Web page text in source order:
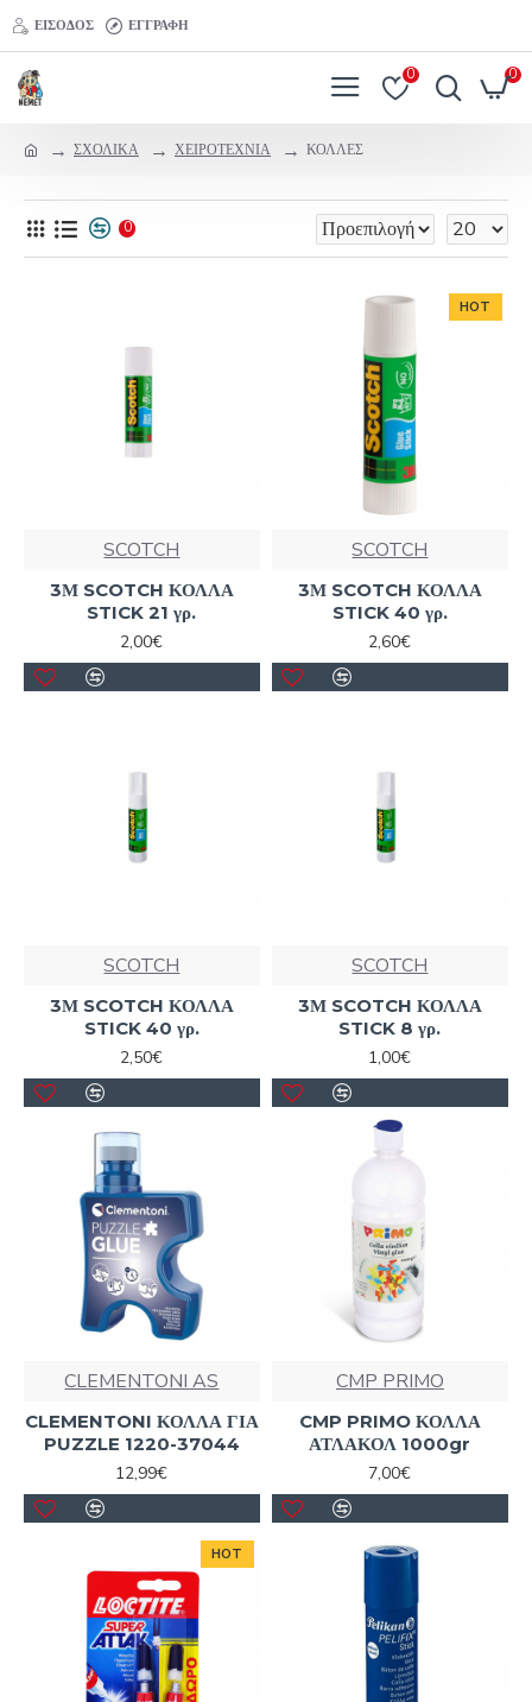
ΕΊΣΟΔΟΣ ΕΓΓΡΑΦΉ
0 0
ΣΧΟΛΙΚΑ ΧΕΙΡΟΤΕΧΝΙΑ ΚΟΛΛΕΣ
0
SCOTCH
3Μ SCOTCH ΚΟΛΛΑ
STICK 21 γρ.
2,00€
HOT
SCOTCH
3Μ SCOTCH ΚΟΛΛΑ
STICK 40 γρ.
2,60€
SCOTCH
3Μ SCOTCH ΚΟΛΛΑ
STICK 40 γρ.
2,50€
SCOTCH
3Μ SCOTCH ΚΟΛΛΑ
STICK 8 γρ.
1,00€
CLEMENTONI AS
CLEMENTONI ΚΟΛΛΑ ΓΙΑ
PUZZLE 1220-37044
12,99€
CMP PRIMO
CMP PRIMO ΚΟΛΛΑ
ΑΤΛΑΚΟΛ 1000gr
7,00€
HOT